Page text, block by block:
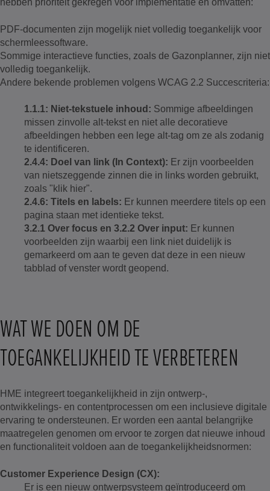
hebben prioriteit gekregen voor implementatie en omvatten:
PDF-documenten zijn mogelijk niet volledig toegankelijk voor
schermleessoftware.
Sommige interactieve functies, zoals de Gazonplanner, zijn niet
volledig toegankelijk.
Andere bekende problemen volgens WCAG 2.2 Succescriteria:
1.1.1: Niet-tekstuele inhoud: Sommige afbeeldingen
missen zinvolle alt-tekst en niet alle decoratieve
afbeeldingen hebben een lege alt-tag om ze als zodanig
te identificeren.
2.4.4: Doel van link (In Context): Er zijn voorbeelden
van nietszeggende zinnen die in links worden gebruikt,
zoals "klik hier".
2.4.6: Titels en labels: Er kunnen meerdere titels op een
pagina staan met identieke tekst.
3.2.1 Over focus en 3.2.2 Over input: Er kunnen
voorbeelden zijn waarbij een link niet duidelijk is
gemarkeerd om aan te geven dat deze in een nieuw
tabblad of venster wordt geopend.
WAT WE DOEN OM DE
TOEGANKELIJKHEID TE VERBETEREN
HME integreert toegankelijkheid in zijn ontwerp-,
ontwikkelings- en contentprocessen om een inclusieve digitale
ervaring te ondersteunen. Er worden een aantal belangrijke
maatregelen genomen om ervoor te zorgen dat nieuwe inhoud
en functionaliteit voldoen aan de toegankelijkheidsnormen:
Customer Experience Design (CX):
Er is een nieuw ontwerpsysteem geïntroduceerd om